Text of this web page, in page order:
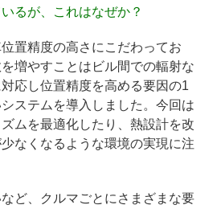
るが、これはなぜか？
置精度の高さにこだわってお
増やすことはビル間での輻射な
応し位置精度を高める要因の1
ステムを導入しました。今回は
ムを最適化したり、熱設計を改
なくなるような環境の実現に注
ど、クルマごとにさまざまな要